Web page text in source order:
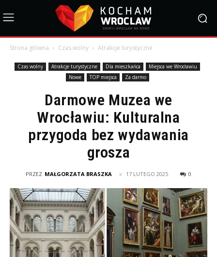
Strona główna Czas wolny Atrakcje turystyczne
Czas wolny Atrakcje turystyczne Dla mieszkańca
Miejsca we Wrocławiu
Nowe
TOP miejsca Za darmo
Darmowe Muzea we
Wrocławiu: Kulturalna
przygoda bez wydawania
grosza
PRZEZ MAŁGORZATA BRASZKA 17 LUTEGO 2025 0